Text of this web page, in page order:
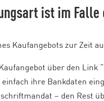
ist im
Kaufangebots zur Zeit
über den
ihre Bankdaten
– den Rest